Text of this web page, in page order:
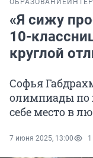
ОБРАЗОВАНИЕ
«Я сижу
10-
круглой
Софья
олимпиады по
себе место в
7 июня 2025, 13:00